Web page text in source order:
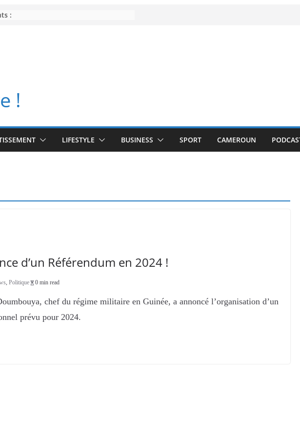
:
!
LIFESTYLE BUSINESS SPORT CAMEROUN
d’un Référendum en 2024 !
, Politique 0 min read
chef du régime militaire en Guinée, a annoncé l’organisation d’un
prévu pour 2024.